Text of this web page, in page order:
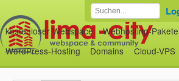
kostenloser Webspace
Webhosting-Pakete
WordPress-Hosting
Domains Cloud-VPS